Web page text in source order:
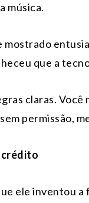
música.
mostrado
que a
claras.
permissão,
crédito
ele inventou a